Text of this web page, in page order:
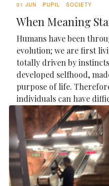
01 JUN PUPIL SOCIETY
When Meaning
Humans have been
evolution; we are first
totally driven by
developed selfhood,
purpose of life.
individuals can have